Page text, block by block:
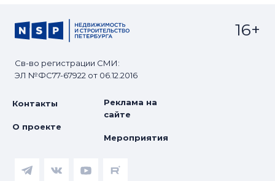
Св-во регистрации СМИ:
ЭЛ №ФС77-67922 от 06.12.2016
16+
Контакты
О проекте
Реклама на
сайте
Мероприятия